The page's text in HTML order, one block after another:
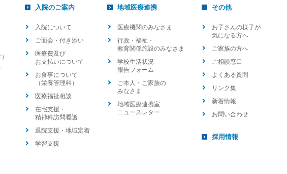
入院のご案内
入院について
ご面会・付き添い
医療費及び
お支払いについて
お食事について
（栄養管理科）
医療福祉相談
在宅支援・
精神科訪問看護
退院支援・地域定着
学習支援
地域医療連携
医療機関のみなさま
行政・福祉・
教育関係施設のみなさま
学校生活状況
報告フォーム
ご本人・ご家族の
みなさま
地域医療連携室
ニュースレター
その他
お子さんの様子が
気になる方へ
ご家族の方へ
ご相談窓口
よくある質問
リンク集
新着情報
お問い合わせ
採用情報